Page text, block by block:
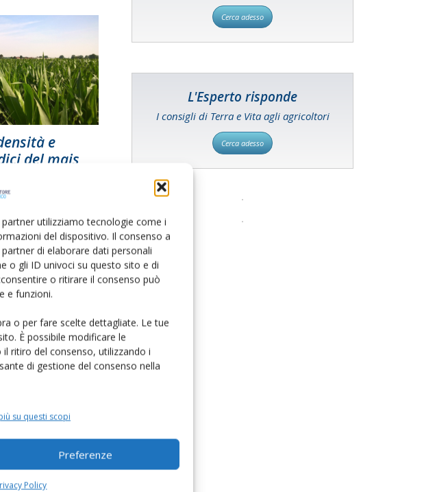
utilizziamo tecnologie come i
del dispositivo. Il consenso a
di elaborare dati personali
o gli ID univoci su questo sito e di
o ritirare il consenso può
e funzioni.
o per fare scelte dettagliate. Le tue
È possibile modificare le
ritiro del consenso, utilizzando i
di gestione del consenso nella
su questi scopi
Preferenze
Policy
e
del mais
e zootecnia di
esperti...
Cerca adesso
L'Esperto risponde
I consigli di Terra e Vita agli agricoltori
Cerca adesso